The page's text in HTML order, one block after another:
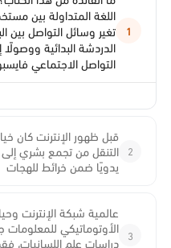
1
اللغة المتداولة بين
تغير وسائل التواصل بين
الدردشة البدائية
التواصل الاجتماعي
2
قبل ظهور الإنترنت كان
التنقل من تجمع بشري إلى
يدويًا ضمن خرائط للهجات
3
عالمية شبكة الإنترنت
الأوتوماتيكي للمعلومات
دراسات علم اللسانيات،